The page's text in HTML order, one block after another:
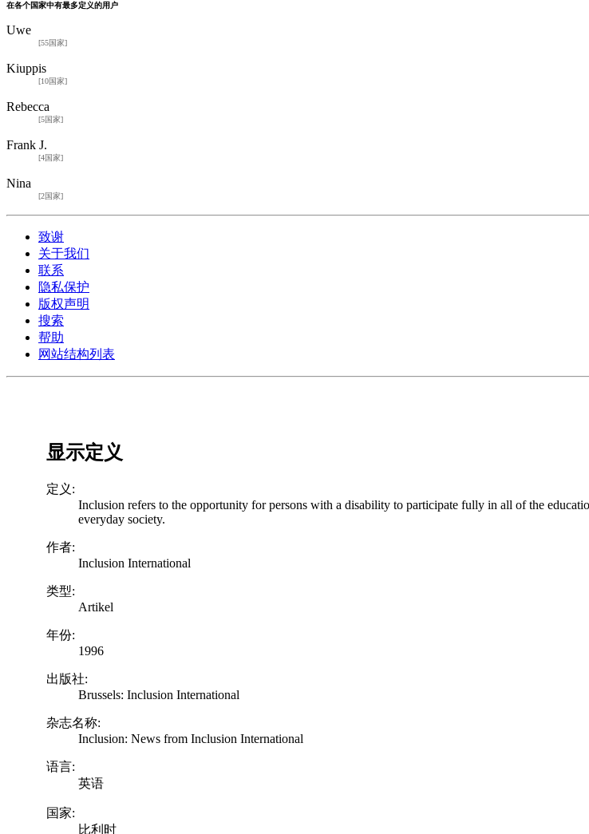
在各个国家中有最多定义的用户
Uwe
[55国家]
Kiuppis
[10国家]
Rebecca
[5国家]
Frank J.
[4国家]
Nina
[2国家]
致谢
关于我们
联系
隐私保护
版权声明
搜索
帮助
网站结构列表
显示定义
定义:
Inclusion refers to the opportunity for persons with a disability to participate fully in all of the
everyday society.
作者:
Inclusion International
类型:
Artikel
年份:
1996
出版社:
Brussels: Inclusion International
杂志名称:
Inclusion: News from Inclusion International
语言:
英语
国家:
比利时